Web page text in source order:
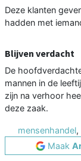
Deze klanten
hadden met
Blijven verdacht
De
mannen in de
zijn na verhoor
deze zaak.
mensenhandel,
Maak